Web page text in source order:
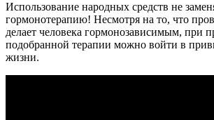
Использование народных средств не
гормонотерапию! Несмотря на то, что
делает человека гормонозависимым, при
подобранной терапии можно войти в
жизни.